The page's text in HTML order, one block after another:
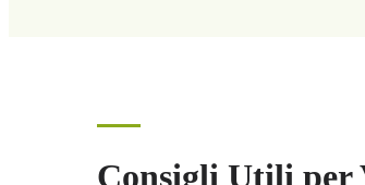
Consigli Utili per